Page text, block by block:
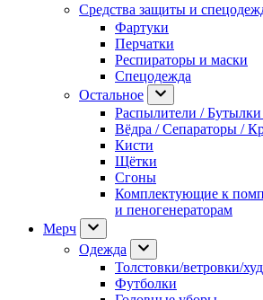
Средства защиты и
Фартуки
Перчатки
Респираторы и маски
Спецодежда
Остальное
Распылители /
Вёдра / Сепараторы /
Кисти
Щётки
Сгоны
Комплектующие к
и пеногенераторам
Мерч
Одежда
Толстовки/ветровки/
Футболки